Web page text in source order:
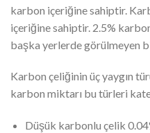
karbon içeriğine sahiptir.
içeriğine sahiptir. 2.5%
başka yerlerde görülmeyen
Karbon çeliğinin üç yaygın
karbon miktarı bu türleri
Düşük karbonlu çelik